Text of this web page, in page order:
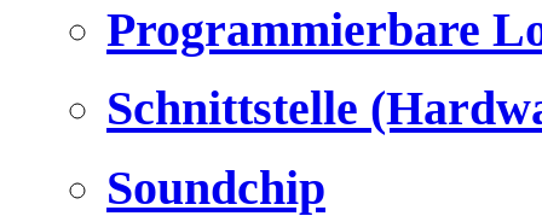
Programmierbare
Schnittstelle
Soundchip